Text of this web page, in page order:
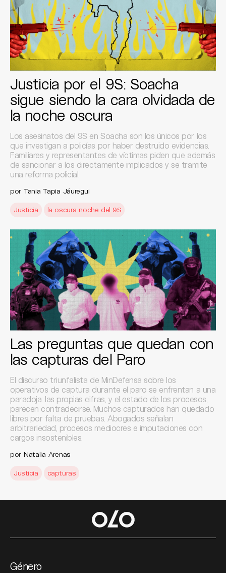
Justicia por el 9S: Soacha
sigue siendo la cara olvidada de
la noche oscura
Los asesinatos del 9S en Soacha son los únicos por los
que investigan a policías por haber destruido evidencias.
Familiares y representantes de víctimas piden que además
de sancionar a los directamente implicados y se tramite
una reforma policial.
por Tania Tapia Jáuregui
Justicia la oscura noche del 9S
Las preguntas que quedan con
las capturas del Paro
El discurso triunfalista de MinDefensa sobre los
operativos de captura durante el paro se enfrentan a una
paradoja: las propias cifras, y el estado de los procesos,
parecen contradecirse. Muchos capturados han quedado
libres por falta de pruebas. Abogados señalan
arbitrariedad, procesos mediocres e imputaciones con
cargos insostenibles.
por Natalia Arenas
Justicia capturas
Género